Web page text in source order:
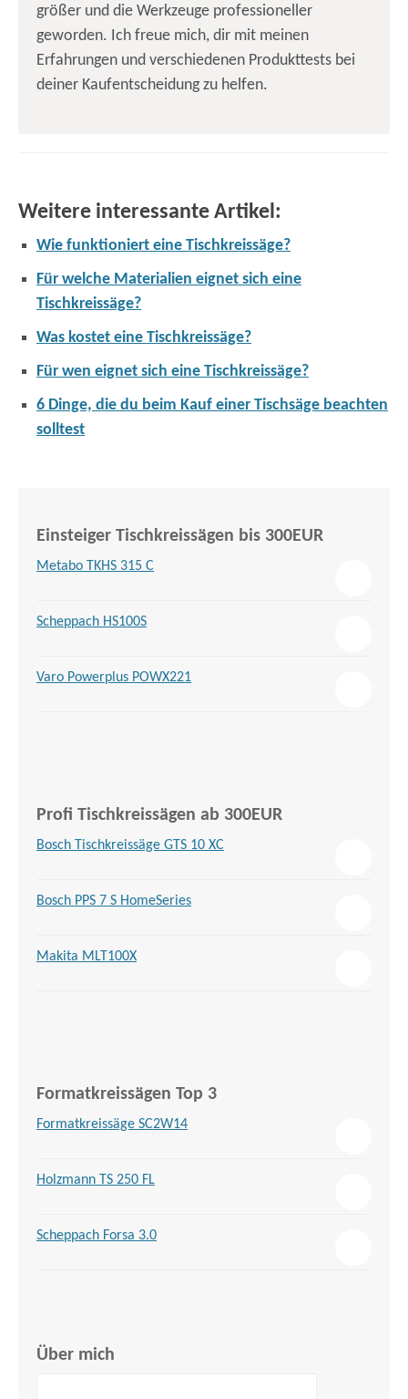
größer und die Werkzeuge professioneller
geworden. Ich freue mich, dir mit meinen
Erfahrungen und verschiedenen Produkttests bei
deiner Kaufentscheidung zu helfen.
Weitere interessante Artikel:
Wie funktioniert eine Tischkreissäge?
Für welche Materialien eignet sich eine
Tischkreissäge?
Was kostet eine Tischkreissäge?
Für wen eignet sich eine Tischkreissäge?
6 Dinge, die du beim Kauf einer Tischsäge beachten
solltest
Einsteiger Tischkreissägen bis 300EUR
Metabo TKHS 315 C
Scheppach HS100S
Varo Powerplus POWX221
Profi Tischkreissägen ab 300EUR
Bosch Tischkreissäge GTS 10 XC
Bosch PPS 7 S HomeSeries
Makita MLT100X
Formatkreissägen Top 3
Formatkreissäge SC2W14
Holzmann TS 250 FL
Scheppach Forsa 3.0
Über mich